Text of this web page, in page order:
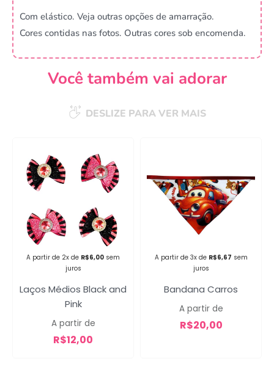
Com elástico. Veja outras opções de amarração.
Cores contidas nas fotos. Outras cores sob encomenda.
Você também vai adorar
DESLIZE PARA VER MAIS
A partir de 2x de R$6,00 sem
juros
Laços Médios Black and
Pink
A partir de
R$12,00
A partir de 3x de R$6,67 sem
juros
Bandana Carros
A partir de
R$20,00
Campanha lançada com
sucesso!